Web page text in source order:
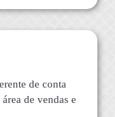
de conta
de vendas e